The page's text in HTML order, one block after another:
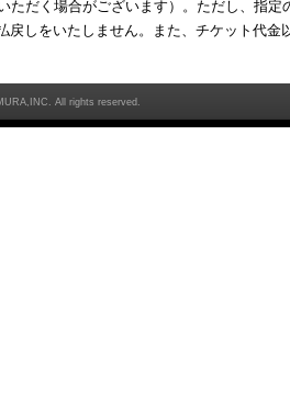
ただく場合がございます）。ただし、指
戻しをいたしません。また、チケット代
All rights reserved.